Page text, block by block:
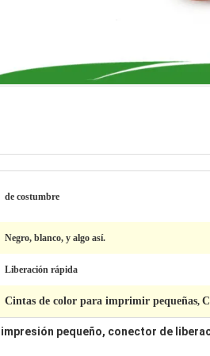
de costumbre
Negro, blanco, y algo así.
Liberación rápida
Cintas de color para imprimir pequeñas,
impresión pequeño, conector de